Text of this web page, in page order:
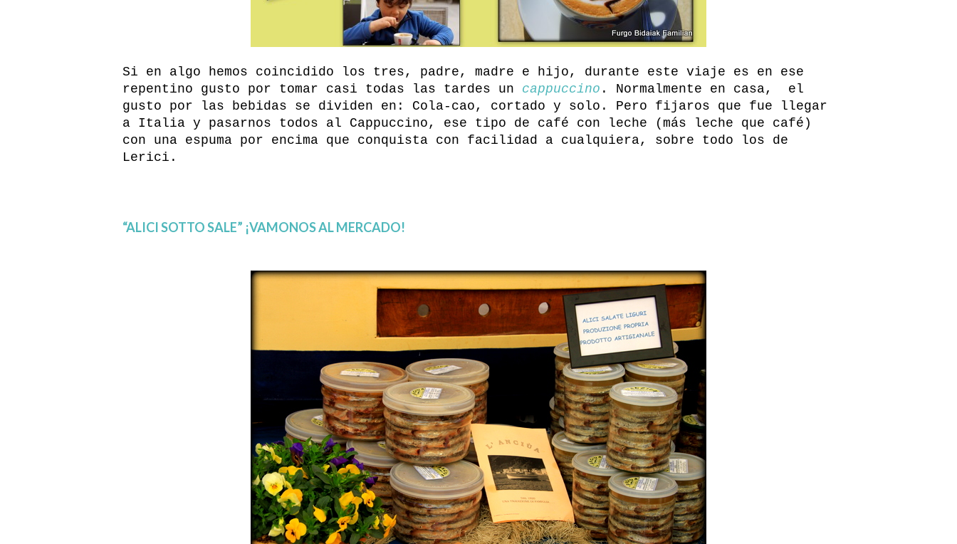
Si en algo hemos coincidido los tres, padre, madre e hijo, durante este viaje es en ese
repentino gusto por tomar casi todas las tardes un cappuccino . Normalmente en casa, el
gusto por las bebidas se dividen en: Cola-cao, cortado y solo. Pero fijaros que fue llegar
a Italia y pasarnos todos al Cappuccino, ese tipo de café con leche (más leche que café)
con una espuma por encima que conquista con facilidad a cualquiera, sobre todo los de
Lerici.
“ALICI SOTTO SALE” ¡VAMONOS AL MERCADO!